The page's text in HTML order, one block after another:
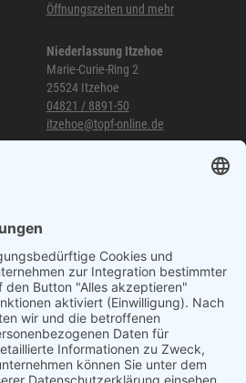
Öffnungszeiten und mehr
Niederlassung Itzehoe
Marie-Curie-Ring 2
25524 Itzehoe
04821 / 8891-50
itzehoe@topf-online.de
040 / 21 04 04 04-04
glinde@topf-online.de
Öffnungszeiten und mehr